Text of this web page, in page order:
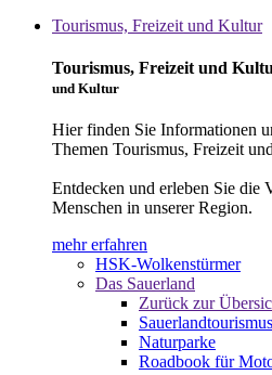
Tourismus, Freizeit und Kultur
Tourismus, Freizeit und
und Kultur
Hier finden Sie Informationen
Themen Tourismus, Freizeit
Entdecken und erleben Sie
Menschen in unserer Region.
mehr erfahren
HSK-Wolkenstürmer
Das Sauerland
Zurück zur
Sauerlandtourismus
Naturparke
Roadbook für